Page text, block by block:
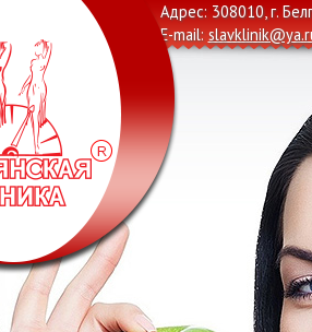
Адрес: 308010, г.
E-mail: